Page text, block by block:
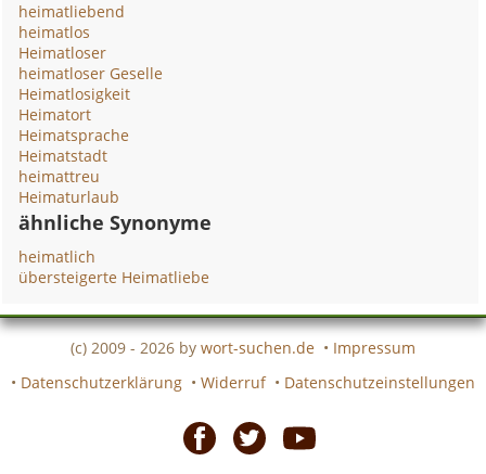
heimatliebend
heimatlos
Heimatloser
heimatloser Geselle
Heimatlosigkeit
Heimatort
Heimatsprache
Heimatstadt
heimattreu
Heimaturlaub
ähnliche Synonyme
heimatlich
übersteigerte Heimatliebe
(c) 2009 - 2026 by wort-suchen.de • Impressum
• Datenschutzerklärung • Widerruf • Datenschutzeinstellungen